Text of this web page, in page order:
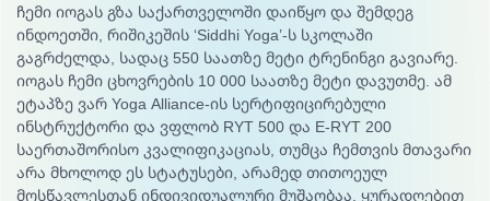
ჩემი იოგას გზა საქართველოში დაიწყო და შემდეგ
ინდოეთში, რიშიკეშის ‘Siddhi Yoga’-ს სკოლაში
გაგრძელდა, სადაც 550 საათზე მეტი ტრენინგი გავიარე.
იოგას ჩემი ცხოვრების 10 000 საათზე მეტი დავუთმე. ამ
ეტაპზე ვარ Yoga Alliance-ის სერტიფიცირებული
ინსტრუქტორი და ვფლობ RYT 500 და E-RYT 200
საერთაშორისო კვალიფიკაციას, თუმცა ჩემთვის მთავარი
არა მხოლოდ ეს სტატუსები, არამედ თითოეულ
მოსწავლესთან ინდივიდუალური მუშაობაა. ყურადღებით